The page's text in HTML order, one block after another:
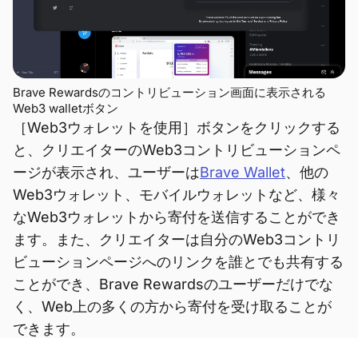
Brave Rewardsのコントリビューション画面に表示される
Web3 walletボタン
［Web3ウォレットを使用］ボタンをクリックする
と、クリエイターのWeb3コントリビューションペ
ージが表示され、ユーザーはBrave Wallet、他の
Web3ウォレット、モバイルウォレットなど、様々
なWeb3ウォレットから寄付を送信することができ
ます。また、クリエイターは自分のWeb3コントリ
ビューションページへのリンクを誰とでも共有する
ことができ、Brave Rewardsのユーザーだけでな
く、Web上の多くの方から寄付を受け取ることが
できます。